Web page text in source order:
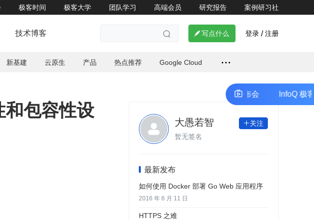
极客时间 极客大学 团队学习 高端会员 研究报告 案例研习社
技术博客   写点什么 登录 / 注册
新基建 云原生 产品 热点推荐 Google Cloud
和包容性设
大愚若智 关注
暂无签名
最新发布
如何使用 Docker 部署 Go Web 应用程序
2016 年 6 月 11 日
HTTPS 之难
InfoQ 极客传媒开发者生态共创计划线上发布会 InfoQ 极客传媒